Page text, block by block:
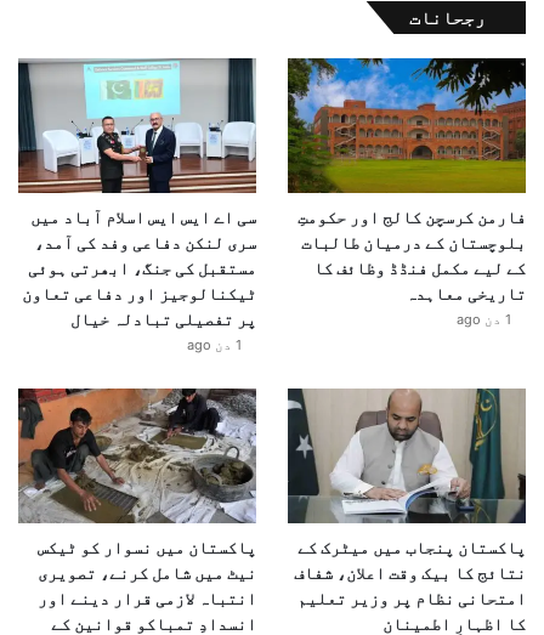
رجحانات
فارمن کرسچن کالج اور حکومتِ
بلوچستان کے درمیان طالبات
کے لیے مکمل فنڈڈ وظائف کا
تاریخی معاہدہ
1 دن ago
سی اے ایس ایس اسلام آباد میں
سری لنکن دفاعی وفد کی آمد،
مستقبل کی جنگ، ابھرتی ہوئی
ٹیکنالوجیز اور دفاعی تعاون
پر تفصیلی تبادلہ خیال
1 دن ago
پاکستان پنجاب میں میٹرک کے
نتائج کا بیک وقت اعلان، شفاف
امتحانی نظام پر وزیر تعلیم
کا اظہارِ اطمینان
پاکستان میں نسوار کو ٹیکس
نیٹ میں شامل کرنے، تصویری
انتباہ لازمی قرار دینے اور
انسدادِ تمباکو قوانین کے